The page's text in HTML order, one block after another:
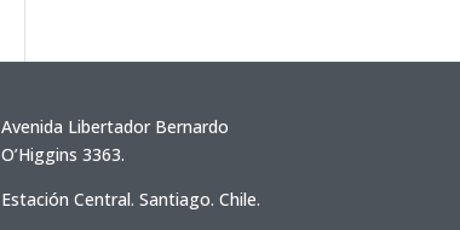
Avenida Libertador Bernardo
O’Higgins 3363.
Estación Central. Santiago. Chile.